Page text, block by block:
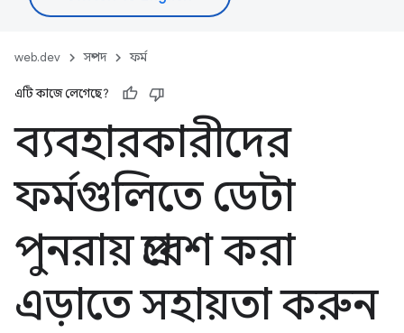
web.dev সম্পদ ফর্ম
এটি কাজে লেগেছে?
ব্যবহারকারীদের
ফর্মগুলিতে ডেটা
পুনরায় প্রবেশ করা
এড়াতে সহায়তা করুন